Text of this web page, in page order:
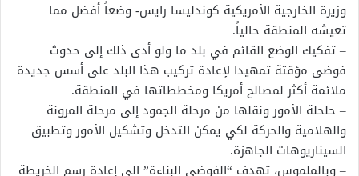
وزيرة الخارجية الأمريكية كوندليسا رايس- وضعاً أفضل مما
تعيشه المنطقة حالياً.
– تفكيك الوضع القائم في بلد ما ولو أدى ذلك إلى حدوث
فوضى مؤقتة تمهيدا لإعادة تركيب هذا البلد على أسس جديدة
ملائمة أكثر لمصالح أمريكا ومخططاتها في المنطقة.
– حلحلة الأمور ونقلها من مرحلة الجمود إلى مرحلة المرونة
والهلامية والحركة لكي يمكن التدخل وتشكيل الأمور وتطبيق
السيناريوهات الجاهزة.
– وبالملموس، تهدف “الفوضى البناءة” الى إعادة رسم الخريطة